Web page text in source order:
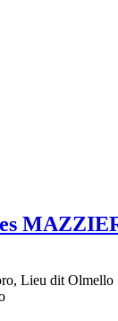
Lieu dit Olmello